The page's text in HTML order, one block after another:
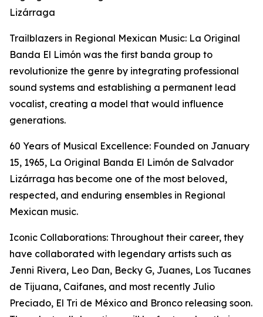
Lizárraga
Trailblazers in Regional Mexican Music: La Original
Banda El Limón was the first banda group to
revolutionize the genre by integrating professional
sound systems and establishing a permanent lead
vocalist, creating a model that would influence
generations.
60 Years of Musical Excellence: Founded on January
15, 1965, La Original Banda El Limón de Salvador
Lizárraga has become one of the most beloved,
respected, and enduring ensembles in Regional
Mexican music.
Iconic Collaborations: Throughout their career, they
have collaborated with legendary artists such as
Jenni Rivera, Leo Dan, Becky G, Juanes, Los Tucanes
de Tijuana, Caifanes, and most recently Julio
Preciado, El Tri de México and Bronco releasing soon.